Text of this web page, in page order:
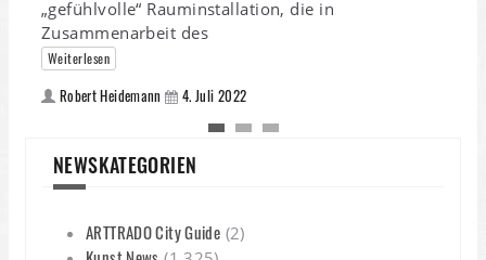
„gefühlvolle“ Rauminstallation, die in
Zusammenarbeit des
Weiterlesen
Robert Heidemann 4. Juli 2022
NEWSKATEGORIEN
ARTTRADO City Guide (2)